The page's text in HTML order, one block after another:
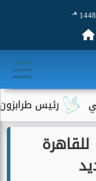
هـ
طرابزون سبور